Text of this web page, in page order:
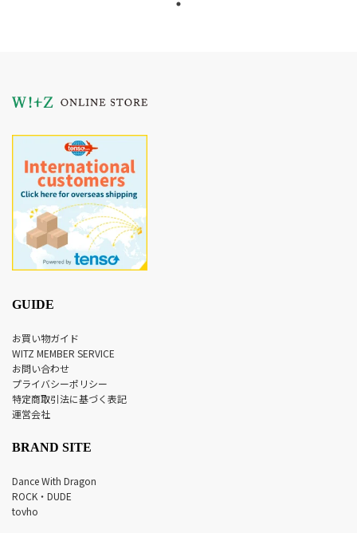
GUIDE
お買い物ガイド
WITZ MEMBER SERVICE
お問い合わせ
プライバシーポリシー
特定商取引法に基づく表記
運営会社
BRAND SITE
Dance With Dragon
ROCK・DUDE
tovho